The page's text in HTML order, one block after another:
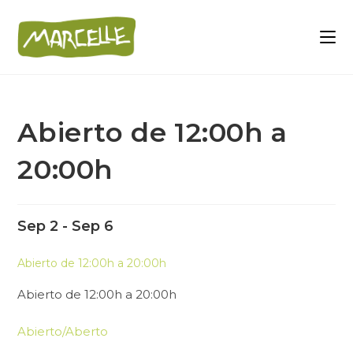
Abierto de 12:00h a
20:00h
Sep 2 - Sep 6
Abierto de 12:00h a 20:00h
Abierto de 12:00h a 20:00h
Abierto/Aberto